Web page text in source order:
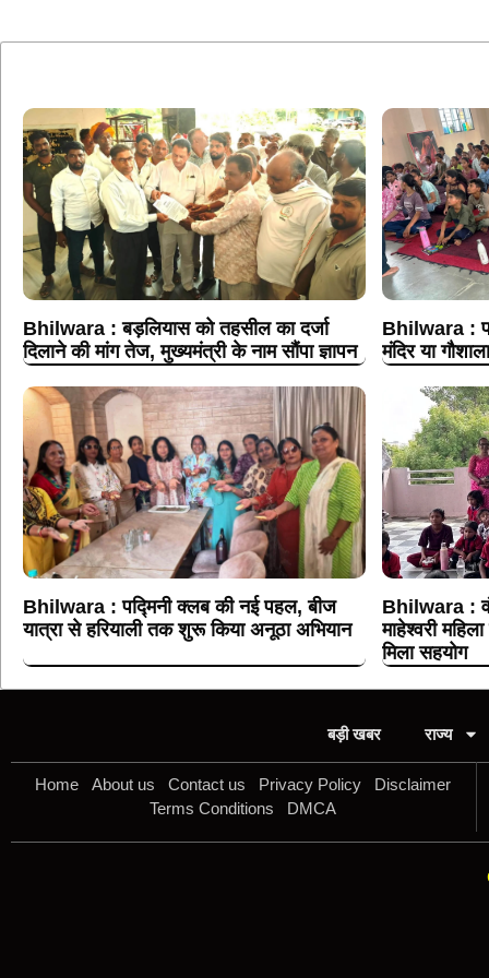
Bhilwara : बड़लियास को तहसील का दर्जा
दिलाने की मांग तेज, मुख्यमंत्री के नाम सौंपा ज्ञापन
Bhilwara :
मंदिर या
Bhilwara : पद्मिनी क्लब की नई पहल, बीज
यात्रा से हरियाली तक शुरू किया अनूठा अभियान
Bhilwara :
माहेश्वरी
मिला सहयोग
बड़ी खबर राज्य
Home About us Contact us Privacy Policy
Disclaimer
Terms Conditions
DMCA